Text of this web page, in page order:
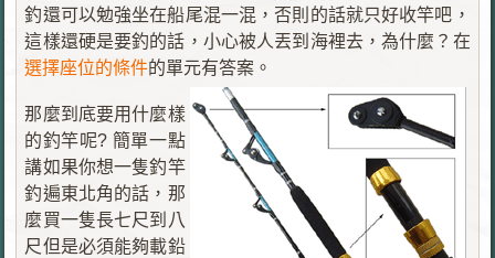
釣還可以勉強坐在船尾混一混，否則的話就只好收竿吧，
這樣還硬是要釣的話，小心被人丟到海裡去，為什麼？在
選擇座位的條件的單元有答案。
那麼到底要用什麼樣
的釣竿呢? 簡單一點
講如果你想一隻釣竿
釣遍東北角的話，那
麼買一隻長七尺到八
尺但是必須能夠載鉛